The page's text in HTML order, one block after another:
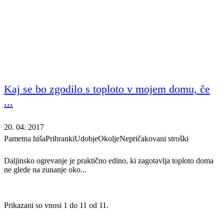
Kaj se bo zgodilo s toploto v mojem domu, če
...
20. 04. 2017
Pametna hišaPrihrankiUdobjeOkoljeNepričakovani stroški
Daljinsko ogrevanje je praktično edino, ki zagotavlja toploto doma
ne glede na zunanje oko...
Prikazani so vnosi 1 do 11 od 11.